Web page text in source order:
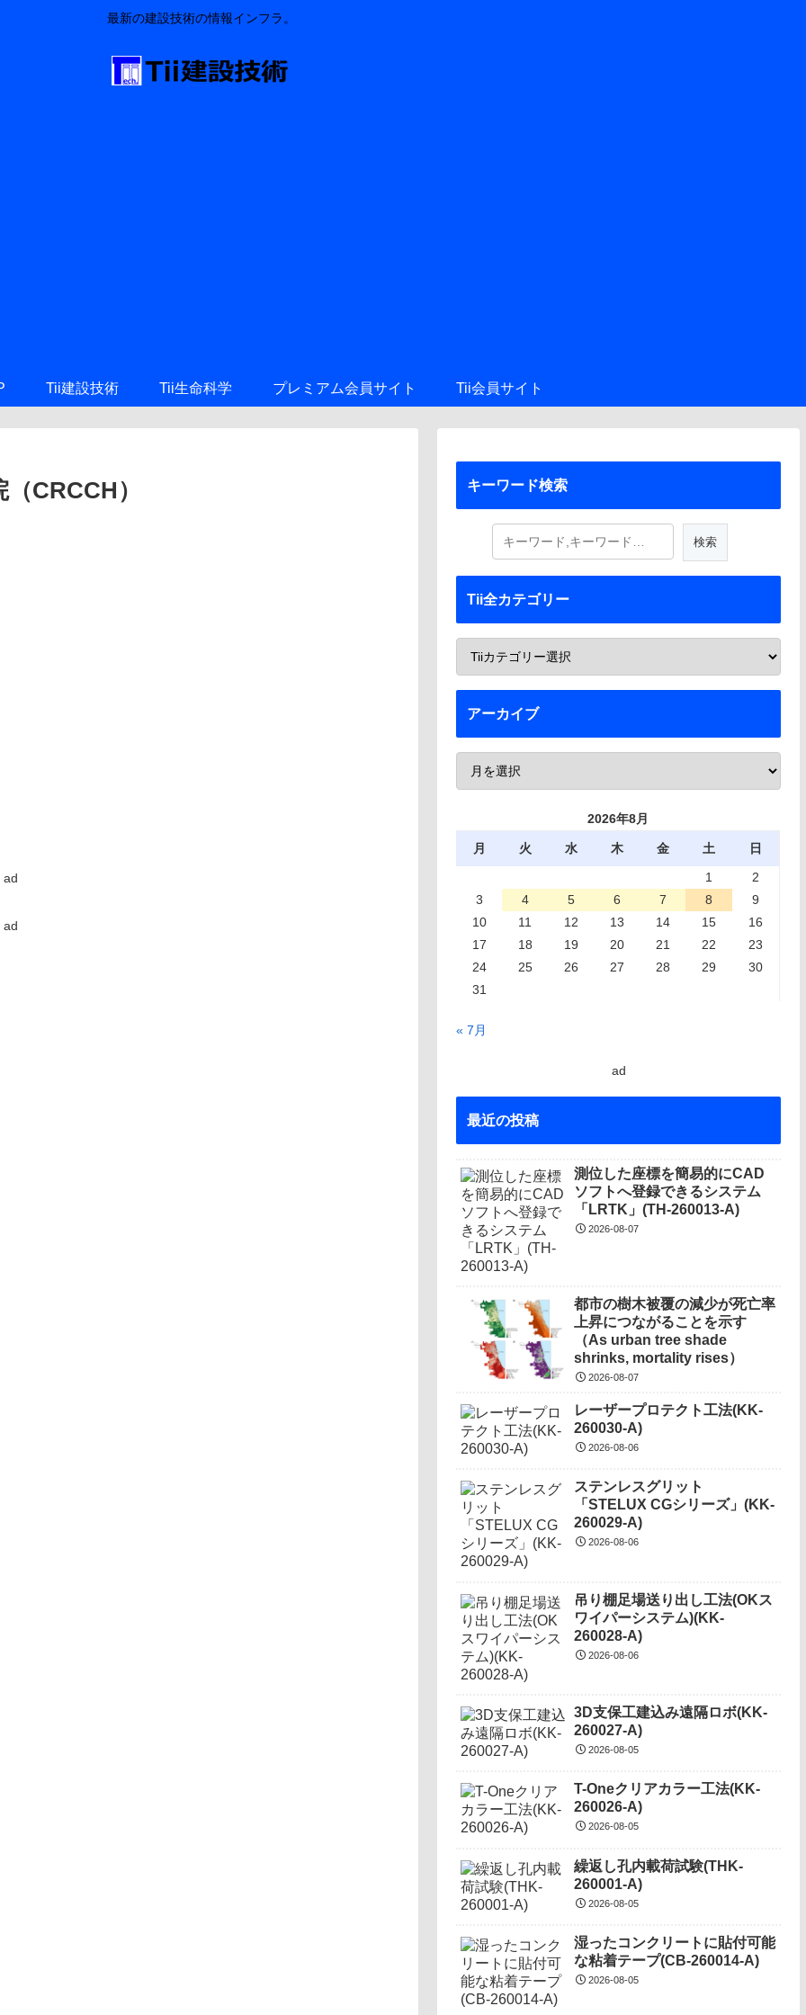
最新の建設技術の情報インフラ。
Tii建設技術 Tii生命科学 プレミアム会員サイト Tii会員サイト
CRCCH）
ad
ad
キーワード検索
Tii全カテゴリー
アーカイブ
2026年8月
月 火 水 木 金 土
日
1
2
3
4 5 6 7 8
9
10
11 12 13 14 15
16
17
18 19 20 21 22
23
24
25 26 27 28 29
30
31
« 7月
ad
最近の投稿
測位した座標を簡易的にCAD
ソフトへ登録できるシステム
「LRTK」(TH-260013-A)
2026-08-07
都市の樹木被覆の減少が死亡率
上昇につながることを示す
（As urban tree shade
shrinks, mortality rises）
2026-08-07
レーザープロテクト⼯法(KK-
260030-A)
2026-08-06
ステンレスグリット
「STELUX CGシリーズ」(KK-
260029-A)
2026-08-06
吊り棚足場送り出し工法(OKス
ワイパーシステム)(KK-
260028-A)
2026-08-06
3D支保工建込み遠隔ロボ(KK-
260027-A)
2026-08-05
T-Oneクリアカラー工法(KK-
260026-A)
2026-08-05
繰返し孔内載荷試験(THK-
260001-A)
2026-08-05
湿ったコンクリートに貼付可能
な粘着テープ(CB-260014-A)
2026-08-05